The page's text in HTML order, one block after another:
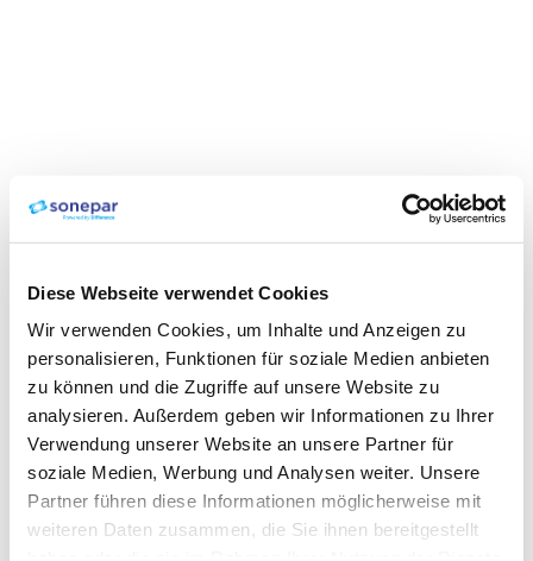
Diese Webseite verwendet Cookies
Wir verwenden Cookies, um Inhalte und Anzeigen zu
personalisieren, Funktionen für soziale Medien anbieten
zu können und die Zugriffe auf unsere Website zu
analysieren. Außerdem geben wir Informationen zu Ihrer
Verwendung unserer Website an unsere Partner für
soziale Medien, Werbung und Analysen weiter. Unsere
Partner führen diese Informationen möglicherweise mit
weiteren Daten zusammen, die Sie ihnen bereitgestellt